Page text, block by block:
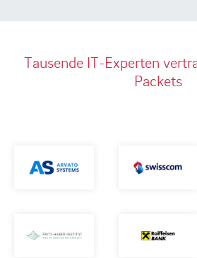
Tausende IT-Experten
Packets